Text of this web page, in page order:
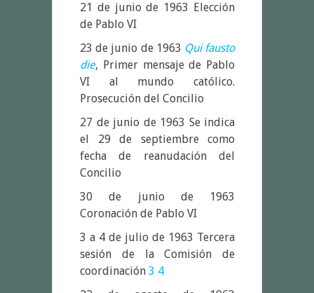
21 de junio de 1963 Elección
de Pablo VI
23 de junio de 1963 Qui fausto
die, Primer mensaje de Pablo
VI al mundo católico.
Prosecución del Concilio
27 de junio de 1963 Se indica
el 29 de septiembre como
fecha de reanudación del
Concilio
30 de junio de 1963
Coronación de Pablo VI
3 a 4 de julio de 1963 Tercera
sesión de la Comisión de
coordinación 3 4